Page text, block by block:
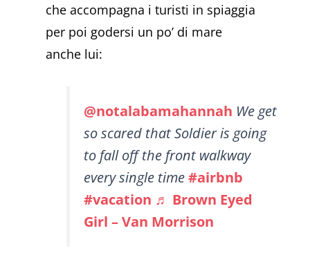
che accompagna i turisti in spiaggia
per poi godersi un po’ di mare
anche lui:
@notalabamahannah We get
so scared that Soldier is going
to fall off the front walkway
every single time#airbnb
#vacation ♬ Brown Eyed
Girl – Van Morrison